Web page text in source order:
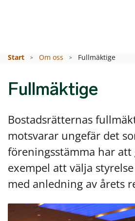
Start Om oss Fullmäktige
Fullmäktige
Bostadsrätternas
motsvarar ungefär det
föreningsstämma har att
exempel att välja
med anledning av årets